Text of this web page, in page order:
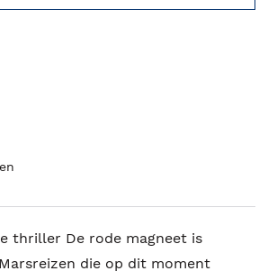
thriller De rode magneet is
die op dit moment